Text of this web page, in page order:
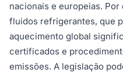
nacionais e europeias.
fluidos refrigerantes, que
aquecimento global
certificados e
emissões. A legislação